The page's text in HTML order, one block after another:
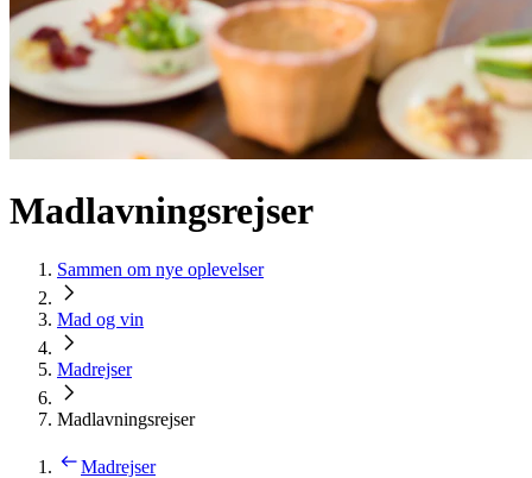
Madlavningsrejser
Sammen om nye oplevelser
Mad og vin
Madrejser
Madlavningsrejser
Madrejser